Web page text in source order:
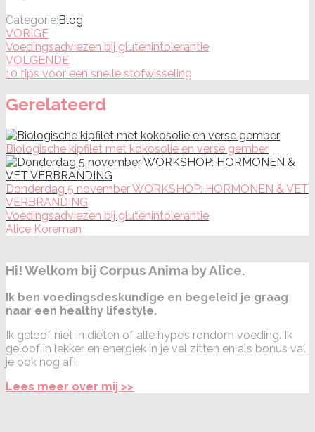
Categorie:Blog
VORIGE
Voedingsadviezen bij glutenintolerantie
VOLGENDE
10 tips voor een snelle stofwisseling
Gerelateerd
Biologische kipfilet met kokosolie en verse gember
Donderdag 5 november WORKSHOP: HORMONEN & VET
VERBRANDING
Voedingsadviezen bij glutenintolerantie
Alice Koreman
Hi! Welkom bij Corpus Anima by Alice.
Ik ben voedingsdeskundige en begeleid je graag
naar een healthy lifestyle.
Ik geloof niet in diëten of alle hype’s rondom voeding. Ik
geloof in lekker en energiek in je vel zitten en als bonus val
je ook nog af!
Lees meer over mij >>